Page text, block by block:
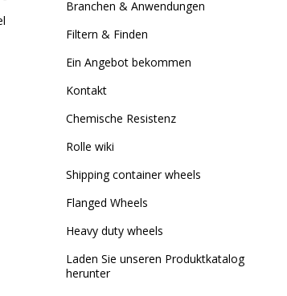
Branchen & Anwendungen
Filtern & Finden
Ein Angebot bekommen
Kontakt
Chemische Resistenz
Rolle wiki
Shipping container wheels
Flanged Wheels
Heavy duty wheels
Laden Sie unseren Produktkatalog
herunter